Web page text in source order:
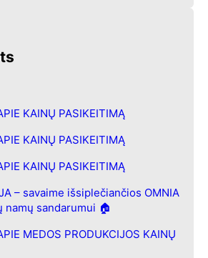
KAINŲ PASIKEITIMĄ
KAINŲ PASIKEITIMĄ
KAINŲ PASIKEITIMĄ
– savaime išsiplečiančios OMNIA
namų sandarumui 🏠
MEDOS PRODUKCIJOS KAINŲ